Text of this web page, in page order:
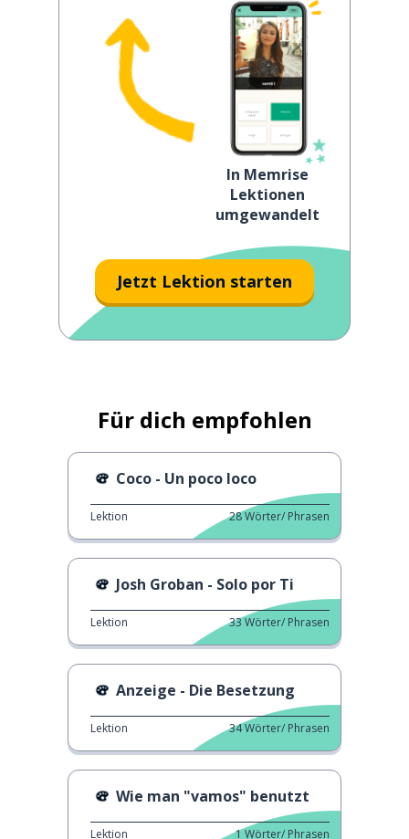
In Memrise
Lektionen
umgewandelt
Jetzt Lektion starten
Für dich empfohlen
Coco - Un poco loco
Lektion 28Wörter/ Phrasen
Josh Groban - Solo por Ti
Lektion 33Wörter/ Phrasen
Anzeige - Die Besetzung
Lektion 34Wörter/ Phrasen
Wie man "vamos" benutzt
Lektion 1Wörter/ Phrasen